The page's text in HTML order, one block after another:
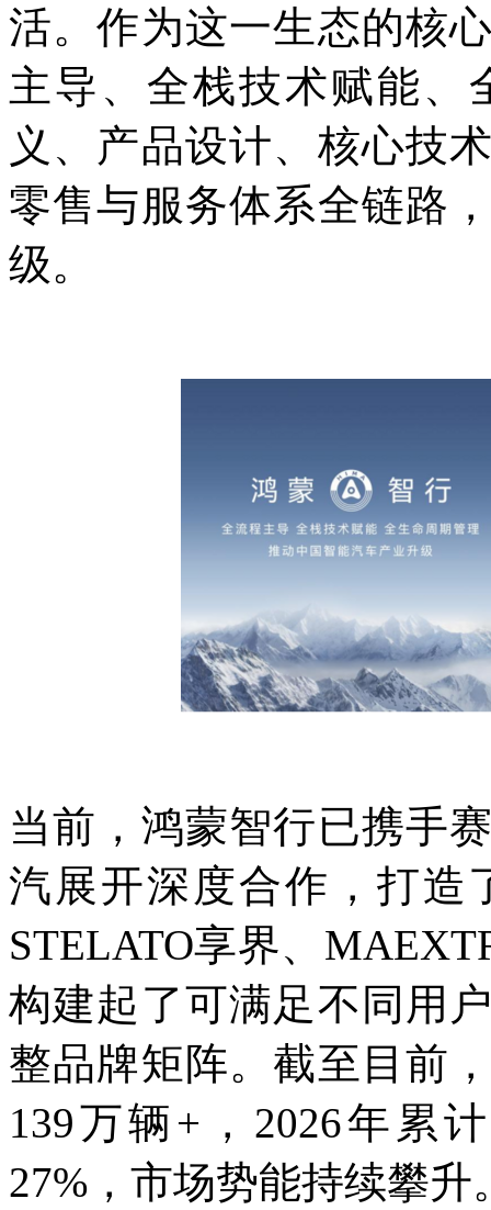
活。作为这一生态的核
主导、全栈技术赋能、
义、产品设计、核心技
零售与服务体系全链路
级。
当前，鸿蒙智行已携手
汽展开深度合作，打造
STELATO享界、
构建起了可满足不同用
整品牌矩阵。截至目前
139万辆+，2026年累
27%，市场势能持续攀升